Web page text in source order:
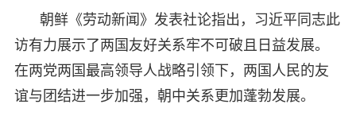
朝鲜《劳动新闻》发表社论指出，习近平同志此
访有力展示了两国友好关系牢不可破且日益发展。
在两党两国最高领导人战略引领下，两国人民的友
谊与团结进一步加强，朝中关系更加蓬勃发展。